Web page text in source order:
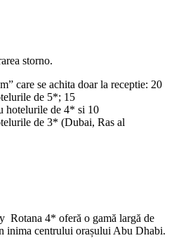
storno.
care se achita doar la receptie: 20
de 5*; 15
de 4* si 10
de 3* (Dubai, Ras al
4* oferă o gamă largă de
inima centrului orașului Abu Dhabi.